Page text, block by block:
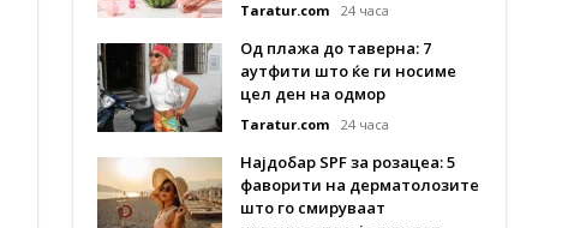
Taratur.com 24 часа
Од плажа до таверна: 7
аутфити што ќе ги носиме
цел ден на одмор
Taratur.com 24 часа
Најдобар SPF за розацеа: 5
фаворити на дерматолозите
што го смируваат